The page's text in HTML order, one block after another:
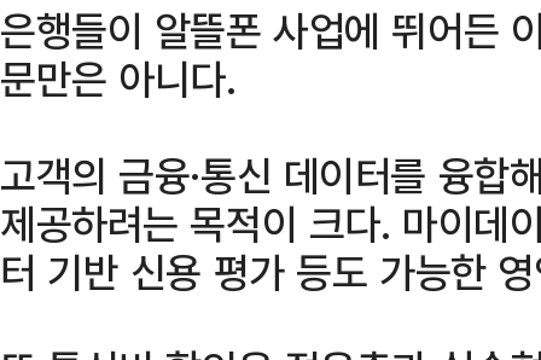
은행들이 알뜰폰 사업에 뛰어든
문만은 아니다.
고객의 금융·통신 데이터를 융합
제공하려는 목적이 크다. 마이데
터 기반 신용 평가 등도 가능한